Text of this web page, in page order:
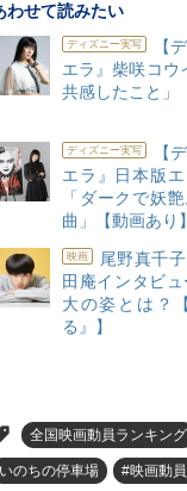
わせて読みたい
ディズニー実写
【
エラ』柴咲コウ
共感したこと」
ディズニー実写
【
エラ』日本版
「ダークで妖
曲」【動画あり】
映画
尾野真千
田庵インタビ
大の姿とは？
る』】
全国映画動員ランキング
いのちの停車場 #映画動